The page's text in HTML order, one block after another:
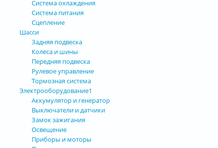
Система охлаждения
Система питания
Сцепление
Шасси
Задняя подвеска
Колеса и шины
Передняя подвеска
Рулевое управление
Тормозная система
Электрооборудование1
Аккумулятор и генератор
Выключатели и датчики
Замок зажигания
Освещение
Приборы и моторы